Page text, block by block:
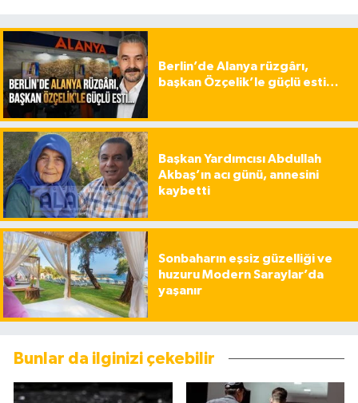
Berlin’de Alanya rüzgârı,
başkan Özçelik’le güçlü esti…
Başkan Yardımcısı Abdullah
Akbaş’ın acı günü, annesini
kaybetti
Sonbaharın eşsiz güzelliği ve
huzuru Modern Saraylar’da
yaşanır
Bunlar da ilginizi çekebilir